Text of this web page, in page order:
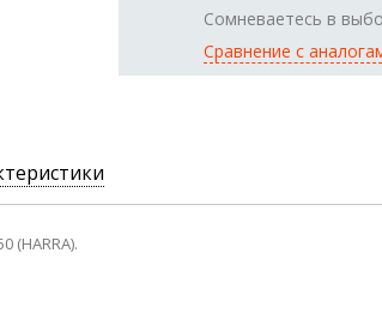
Сомневаетесь в
Сравнение с
(HARRA).